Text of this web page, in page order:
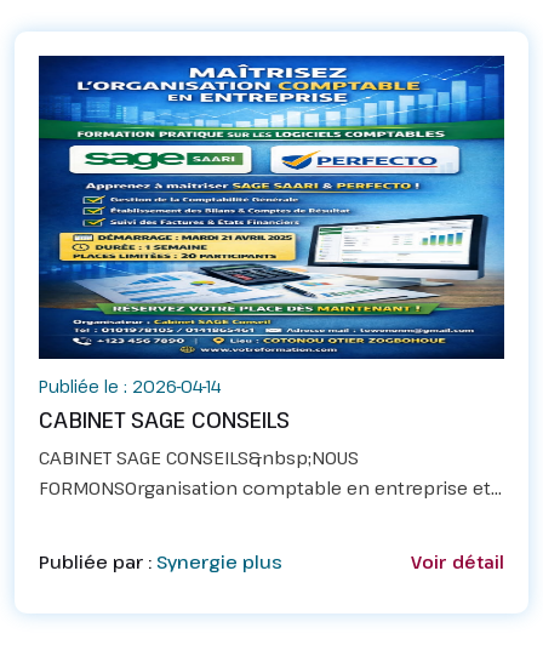
Publiée le : 2026-04-14
CABINET SAGE CONSEILS
CABINET SAGE CONSEILS&nbsp;NOUS
FORMONSOrganisation comptable en entreprise et
PERFECTO.CONTENUI)&nbsp;✓ Reconnaître une
pièce comptable valide.✓Sa...
Publiée par : Synergie plus Voir détail